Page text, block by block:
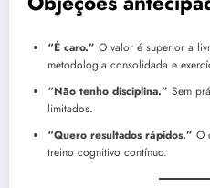
“É caro.” O valor é superior a
metodologia consolidada e
“Não tenho disciplina.” Sem
limitados.
“Quero resultados rápidos.” O
treino cognitivo contínuo.